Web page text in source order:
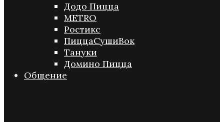
Додо Пицца
METRO
Ростикс
ПиццаСушиВок
Тануки
Домино Пицца
Общение